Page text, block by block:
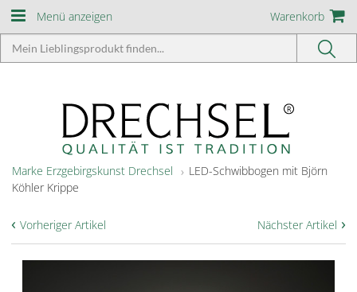
Menü anzeigen Warenkorb
Marke Erzgebirgskunst Drechsel
LED-Schwibbogen mit Björn
Köhler Krippe
Nächster Artikel ›
‹ Vorheriger Artikel